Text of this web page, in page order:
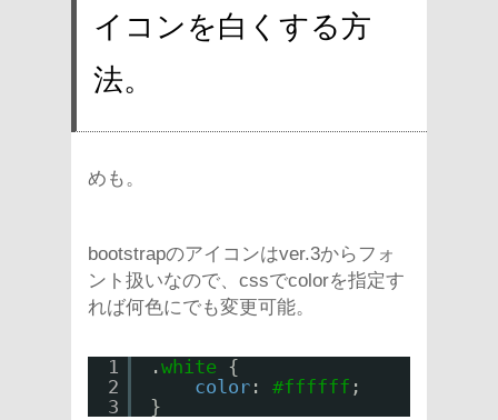
イコンを白くする方
法。
めも。
bootstrapのアイコンはver.3からフォ
ント扱いなので、cssでcolorを指定す
れば何色にでも変更可能。
1
2
3
.white {
color : #ffffff ;
}